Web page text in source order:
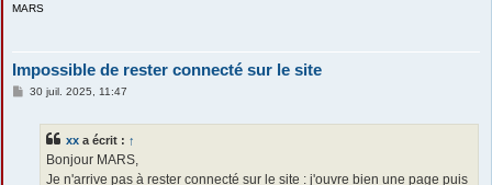
MARS
Impossible de rester connecté sur le site
M30 juil. 2025, 11:47
xx a écrit : ↑
Bonjour MARS,
Je n'arrive pas à rester connecté sur le site : j'ouvre bien une page puis